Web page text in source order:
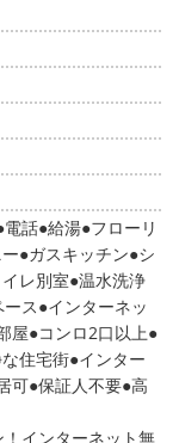
電話 給湯 フローリ
ガスキッチン シ
レ別室 温水洗浄
ス インターネッ
屋 コンロ2口以上
住宅街 インター
可 保証人不要 高
インターネット無